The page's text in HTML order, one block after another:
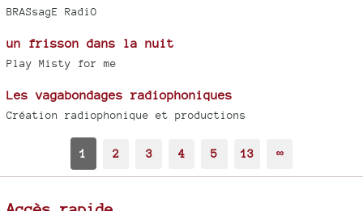
BRASsagE RadiO
un frisson dans la nuit
Play Misty for me
Les vagabondages radiophoniques
Création radiophonique et productions
1 2 3 4 5 13 ∞